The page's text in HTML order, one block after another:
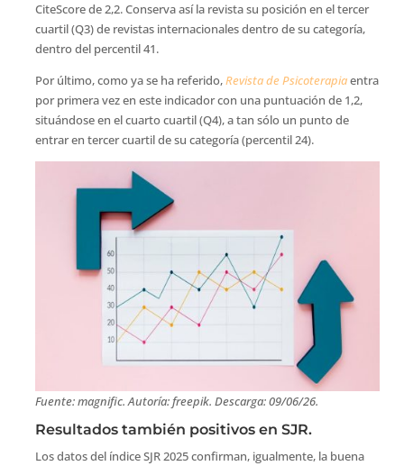
CiteScore de 2,2. Conserva así la revista su posición en el tercer
cuartil (Q3) de revistas internacionales dentro de su categoría,
dentro del percentil 41.
Por último, como ya se ha referido,Revista de Psicoterapiaentra
por primera vez en este indicador con una puntuación de 1,2,
situándose en el cuarto cuartil (Q4), a tan sólo un punto de
entrar en tercer cuartil de su categoría (percentil 24).
Fuente: magnific. Autoría: freepik. Descarga: 09/06/26.
Resultados también positivos en SJR.
Los datos del índice SJR 2025 confirman, igualmente, la buena